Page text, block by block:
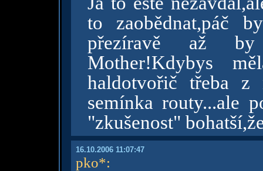
to zaobědnat,páč
přezíravě až
Mother!Kdybys
haldotvořič třeba z
semínka routy...ale
"zkušenost"
16.10.2006 11:07:47
pko*: